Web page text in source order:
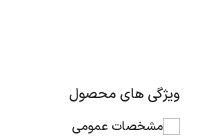
ویژگی های محصول
مشخصات عمومی